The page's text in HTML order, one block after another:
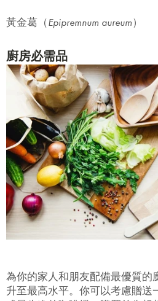
黃金葛（Epipremnum aureum）
廚房必需品
為你的家人和朋友配備最優質的
升至最高水平。你可以考慮贈送